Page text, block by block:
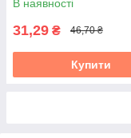
В наявності
31,29 ₴ 46,70 ₴
Купити